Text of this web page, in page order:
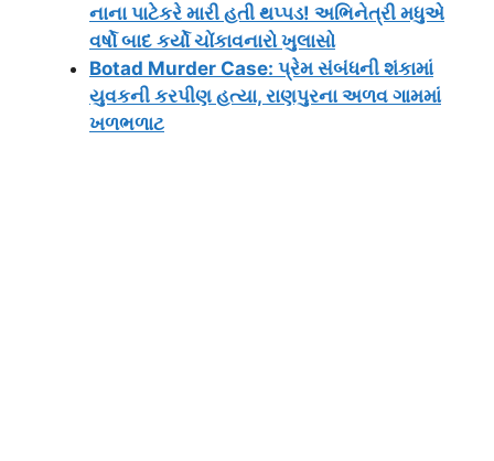
નાના પાટેકરે મારી હતી થપ્પડ! અભિનેત્રી મધુએ
વર્ષો બાદ કર્યો ચોંકાવનારો ખુલાસો
Botad Murder Case: પ્રેમ સંબંધની શંકામાં
યુવકની કરપીણ હત્યા, રાણપુરના અળવ ગામમાં
ખળભળાટ